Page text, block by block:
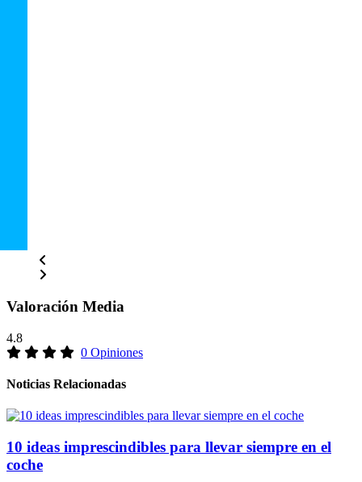
Valoración Media
4.8
0 Opiniones
Noticias Relacionadas
10 ideas imprescindibles para llevar siempre en el
coche